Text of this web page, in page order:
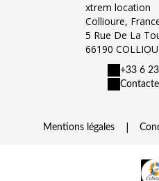
xtrem location
Collioure,
5 Rue De La
66190
+33 6
Mentions légales |